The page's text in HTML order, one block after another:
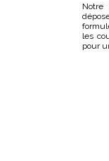
les
pour